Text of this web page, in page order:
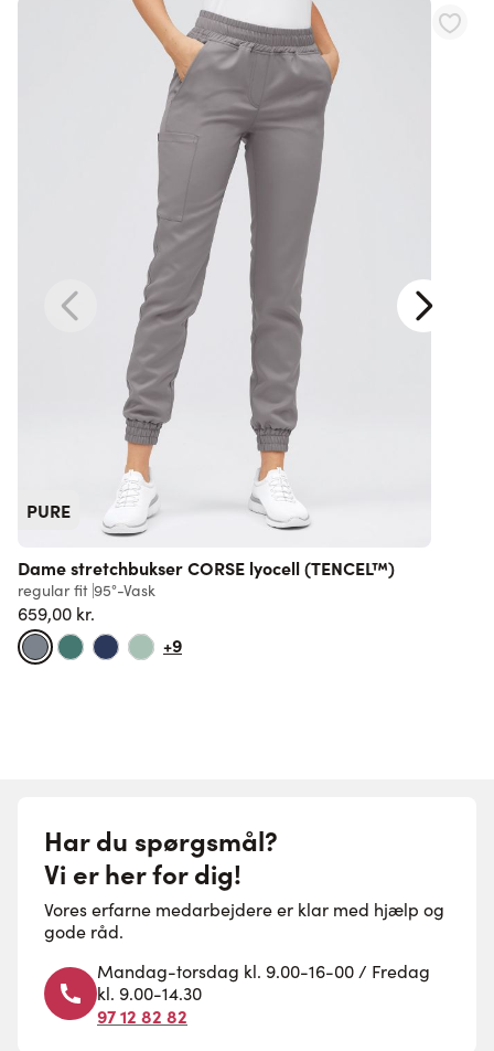
PURE
Dame stretchbukser CORSE lyocell (TENCEL™)
regular fit 95°-Vask
659,00 kr.
+9
Har du spørgsmål?
Vi er her for dig!
Vores erfarne medarbejdere er klar med hjælp og
gode råd.
Mandag-torsdag kl. 9.00-16-00 / Fredag
kl. 9.00-14.30
97 12 82 82